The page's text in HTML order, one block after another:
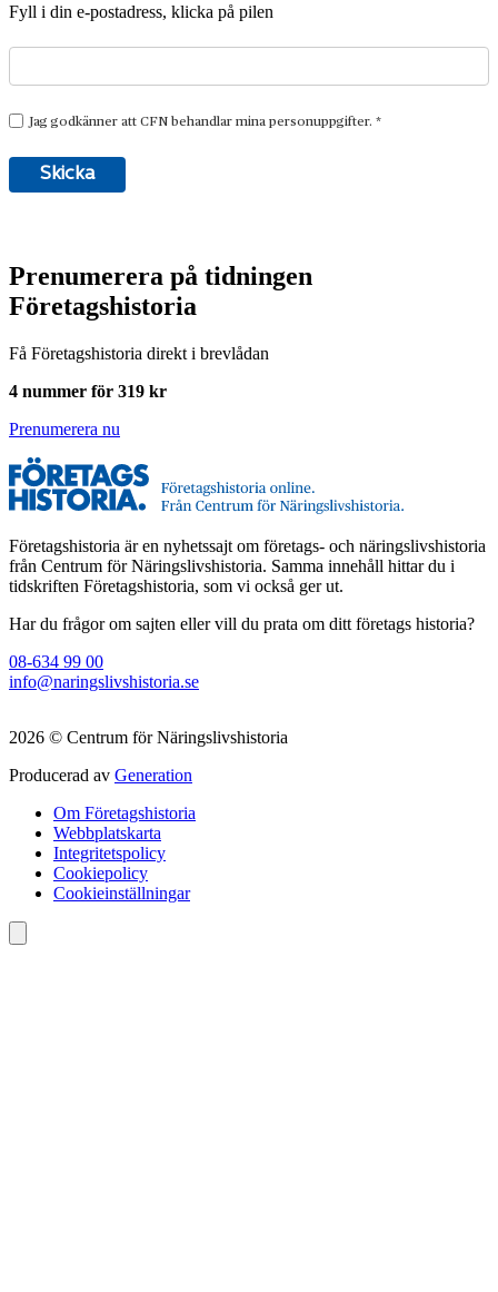
Fyll i din e-postadress, klicka på pilen
Prenumerera på tidningen
Företagshistoria
Få Företagshistoria direkt i brevlådan
4 nummer för 319 kr
Prenumerera nu
Företagshistoria är en nyhetssajt om företags- och näringslivshistoria
från Centrum för Näringslivshistoria. Samma innehåll hittar du i
tidskriften Företagshistoria, som vi också ger ut.
Har du frågor om sajten eller vill du prata om ditt företags historia?
08-634 99 00
info@naringslivshistoria.se
2026 © Centrum för Näringslivshistoria
Producerad av Generation
Om Företagshistoria
Webbplatskarta
Integritetspolicy
Cookiepolicy
Cookieinställningar